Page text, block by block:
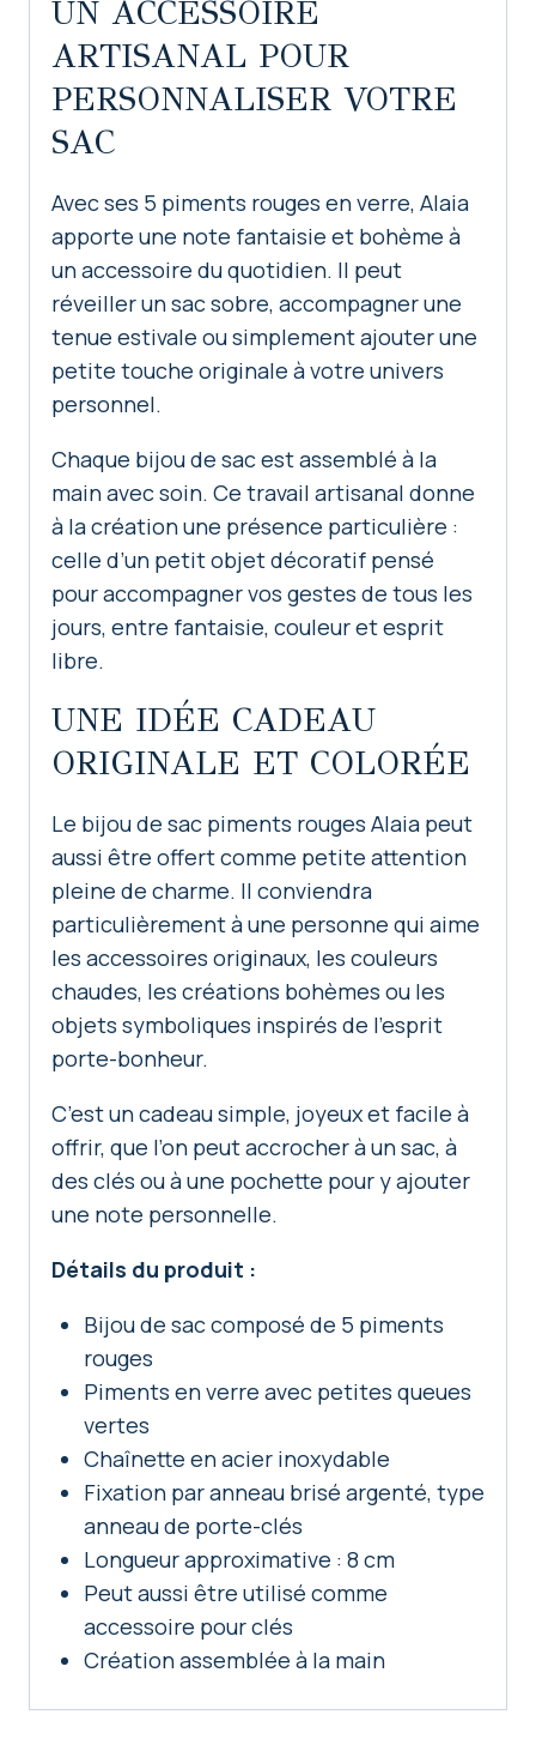
UN ACCESSOIRE
ARTISANAL POUR
PERSONNALISER VOTRE
SAC
Avec ses 5 piments rouges en verre, Alaia
apporte une note fantaisie et bohème à
un accessoire du quotidien. Il peut
réveiller un sac sobre, accompagner une
tenue estivale ou simplement ajouter une
petite touche originale à votre univers
personnel.
Chaque bijou de sac est assemblé à la
main avec soin. Ce travail artisanal donne
à la création une présence particulière :
celle d’un petit objet décoratif pensé
pour accompagner vos gestes de tous les
jours, entre fantaisie, couleur et esprit
libre.
UNE IDÉE CADEAU
ORIGINALE ET COLORÉE
Le bijou de sac piments rouges Alaia peut
aussi être offert comme petite attention
pleine de charme. Il conviendra
particulièrement à une personne qui aime
les accessoires originaux, les couleurs
chaudes, les créations bohèmes ou les
objets symboliques inspirés de l’esprit
porte-bonheur.
C’est un cadeau simple, joyeux et facile à
offrir, que l’on peut accrocher à un sac, à
des clés ou à une pochette pour y ajouter
une note personnelle.
Détails du produit :
Bijou de sac composé de 5 piments
rouges
Piments en verre avec petites queues
vertes
Chaînette en acier inoxydable
Fixation par anneau brisé argenté, type
anneau de porte-clés
Longueur approximative : 8 cm
Peut aussi être utilisé comme
accessoire pour clés
Création assemblée à la main